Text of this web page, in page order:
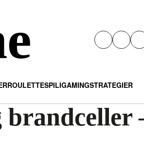
ROULETTESPILIGAMINGSTRATEGIER
brandceller